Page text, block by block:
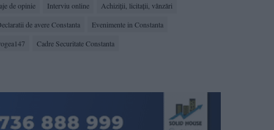
de opinie Interviu online
Achiziții, licitații, vânzări
de avere Constanta
Evenimente in Constanta
Cadre Securitate Constanta